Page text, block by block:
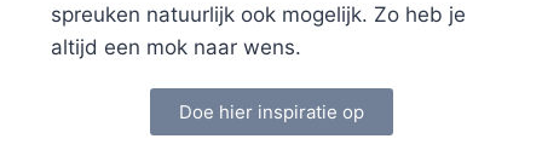
spreuken natuurlijk ook mogelijk. Zo heb je
altijd een mok naar wens.
Doe hier inspiratie op